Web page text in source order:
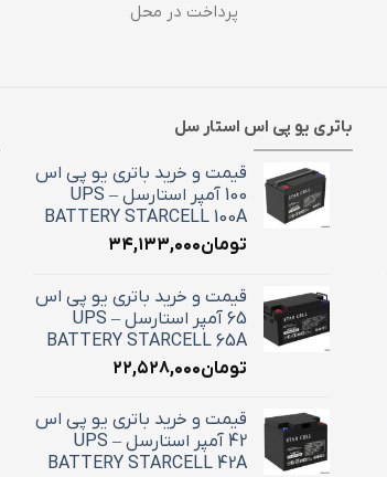
پرداخت در محل
باتری یو پی اس استار سل
قیمت و خرید باتری یو پی اس
100 آمپر استارسل – UPS
BATTERY STARCELL 100A
تومان۳۴,۱۳۳,۰۰۰
قیمت و خرید باتری یو پی اس
65 آمپر استارسل – UPS
BATTERY STARCELL 65A
تومان۲۲,۵۲۸,۰۰۰
قیمت و خرید باتری یو پی اس
42 آمپر استارسل – UPS
BATTERY STARCELL 42A